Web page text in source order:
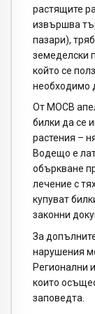
растящите
извършва
пазари),
земеделски
който се
необходимо
От МОСВ
билки да се
растения –
Водещо е
объркване
лечение с
купуват
законни
За
нарушения
Регионални
които
заповедта.